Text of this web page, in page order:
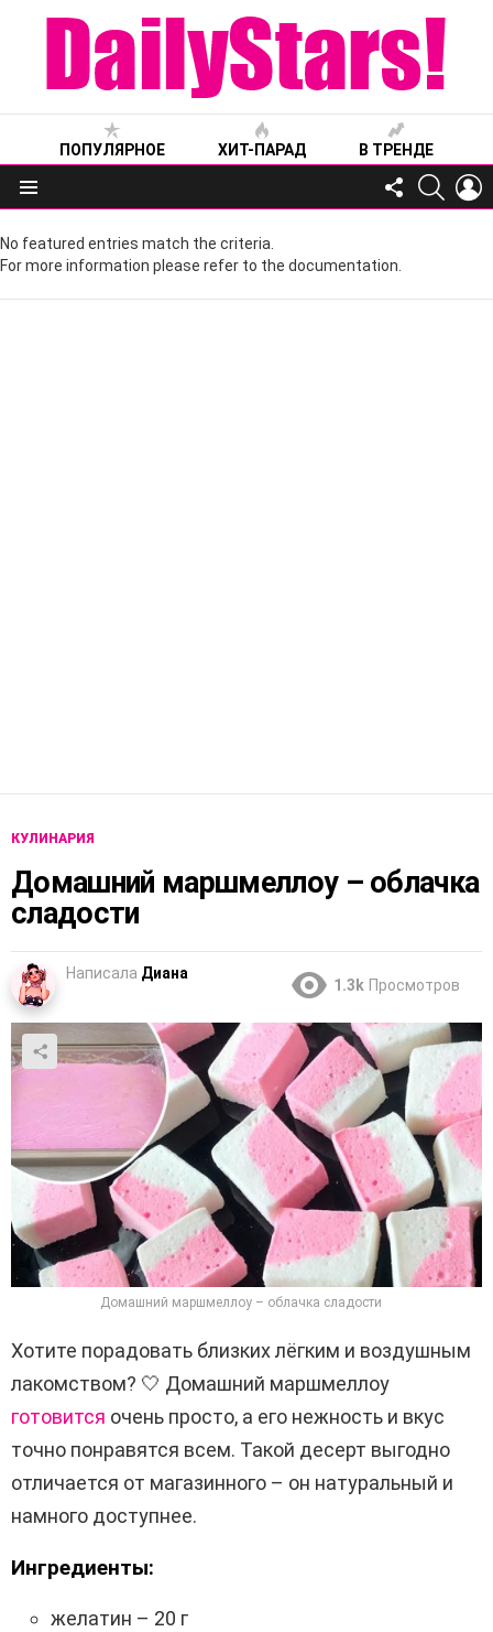
ПОПУЛЯРНОЕ ХИТ-ПАРАД В ТРЕНДЕ
Меню
FOLLOW
US
No featured entries match the criteria.
For more information please refer to the documentation.
КУЛИНАРИЯ
Домашний маршмеллоу – облачка
сладости
Написала Диана
1.3k Просмотров
Домашний маршмеллоу – облачка сладости
Хотите порадовать близких лёгким и воздушным
лакомством? 🤍 Домашний маршмеллоу
готовится очень просто, а его нежность и вкус
точно понравятся всем. Такой десерт выгодно
отличается от магазинного – он натуральный и
намного доступнее.
Ингредиенты:
желатин – 20 г